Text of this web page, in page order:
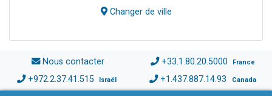
Changer de ville
Nous contacter +33.1.80.20.5000 France
+972.2.37.41.515 Israël +1.437.887.14.93 Canada